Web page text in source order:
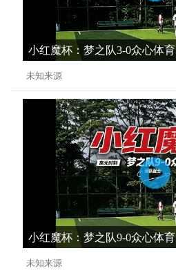
小红魔杯：梦之队3-0众心体育
未知来源
小红魔杯：梦之队9-0众心体育
未知来源